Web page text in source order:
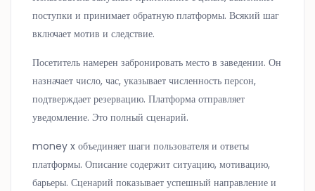
поступки и принимает обратную платформы. Всякий шаг
включает мотив и следствие.
Посетитель намерен забронировать место в заведении. Он
назначает число, час, указывает численность персон,
подтверждает резервацию. Платформа отправляет
уведомление. Это полный сценарий.
money x объединяет шаги пользователя и ответы
платформы. Описание содержит ситуацию, мотивацию,
барьеры. Сценарий показывает успешный направление и